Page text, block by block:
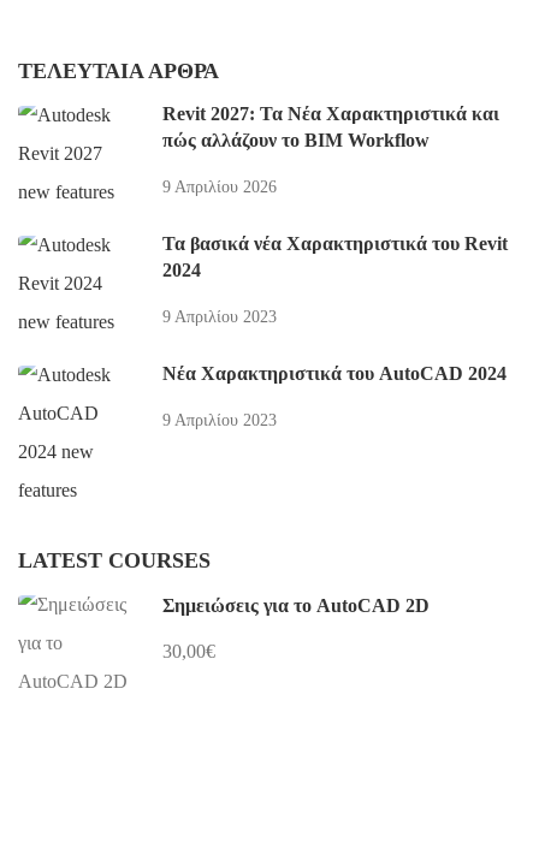
ΤΕΛΕΥΤΑΊΑ ΆΡΘΡΑ
Revit 2027: Τα Νέα Χαρακτηριστικά και
πώς αλλάζουν το BIM Workflow
9 Απριλίου 2026
Τα βασικά νέα Χαρακτηριστικά του Revit
2024
9 Απριλίου 2023
Νέα Χαρακτηριστικά του AutoCAD 2024
9 Απριλίου 2023
LATEST COURSES
Σημειώσεις για το AutoCAD 2D
30,00€